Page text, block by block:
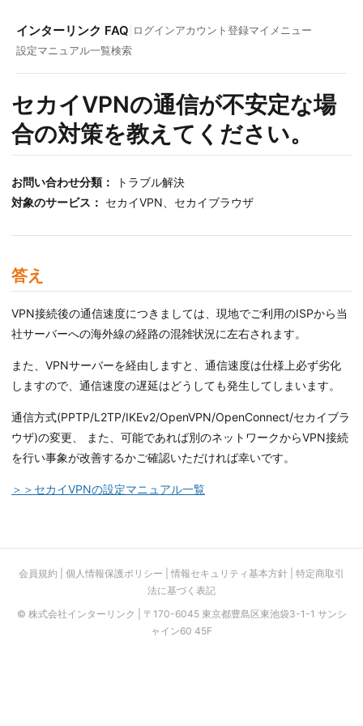
インターリンク FAQ ログインアカウント登録マイメニュー
設定マニュアル一覧検索
セカイVPNの通信が不安定な場
合の対策を教えてください。
お問い合わせ分類：
トラブル解決
対象のサービス： セカイVPN、セカイブラウザ
答え
VPN接続後の通信速度につきましては、現地でご利用のISPから当
社サーバーへの海外線の経路の混雑状況に左右されます。
また、VPNサーバーを経由しますと、通信速度は仕様上必ず劣化
しますので、通信速度の遅延はどうしても発生してしまいます。
通信方式(PPTP/L2TP/IKEv2/OpenVPN/OpenConnect/セカイブラ
ウザ)の変更、 また、可能であれば別のネットワークからVPN接続
を行い事象が改善するかご確認いただければ幸いです。
＞＞セカイVPNの設定マニュアル一覧
会員規約 個人情報保護ポリシー 情報セキュリティ基本方針
特定商取引
法に基づく表記
© 株式会社インターリンク | 〒170-6045 東京都豊島区東池袋3-1-1 サンシ
ャイン60 45F